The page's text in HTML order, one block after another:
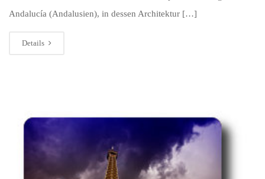
Andalucía (Andalusien), in dessen Architektur […]
Details